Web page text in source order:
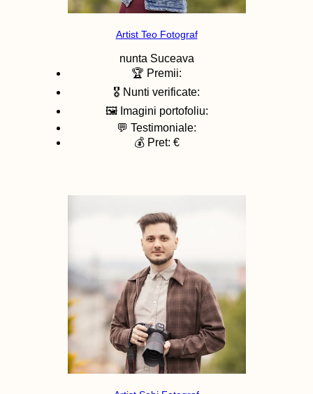
Artist Teo Fotograf
nunta Suceava
🏆 Premii:
🎖️ Nunti verificate:
🖼️ Imagini portofoliu:
💬 Testimoniale:
💰 Pret: €